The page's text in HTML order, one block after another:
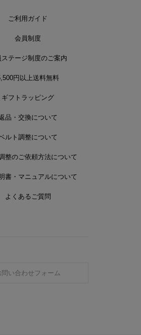
ご利用ガイド
会員制度
ステージ制度のご案内
円以上送料無料
ギフトラッピング
品・交換について
ルト調整について
整のご依頼方法について
書・マニュアルについて
よくあるご質問
問い合わせフォーム